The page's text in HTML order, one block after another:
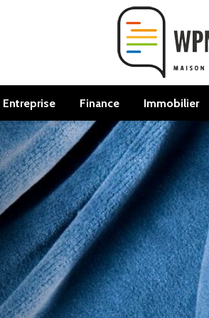
Entreprise Finance Immobilier